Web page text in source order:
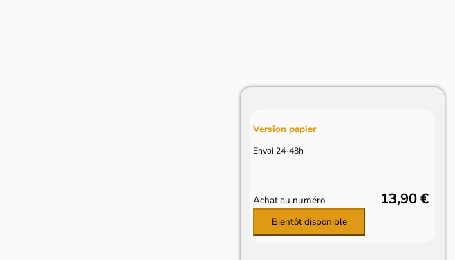
Version papier
Envoi 24-48h
Achat au numéro 13,90 €
Bientôt disponible